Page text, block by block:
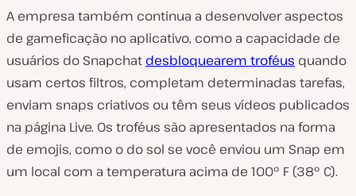
A empresa também continua a desenvolver aspectos
de gameficação no aplicativo, como a capacidade de
usuários do Snapchat desbloquearem troféus quando
usam certos filtros, completam determinadas tarefas,
enviam snaps criativos ou têm seus vídeos publicados
na página Live. Os troféus são apresentados na forma
de emojis, como o do sol se você enviou um Snap em
um local com a temperatura acima de 100° F (38° C).